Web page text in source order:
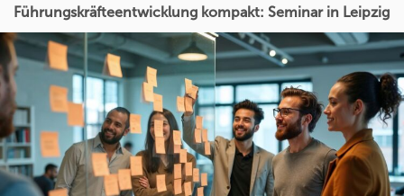
Führungskräfteentwicklung kompakt: Seminar in Leipzig